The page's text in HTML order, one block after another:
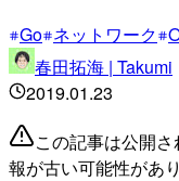
Go ネットワーク
春田拓海 | Takumi
2019.01.23
この記事は公開
報が古い可能性があ